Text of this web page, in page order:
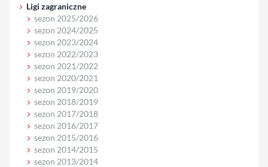
Ligi zagraniczne
sezon 2025/2026
sezon 2024/2025
sezon 2023/2024
sezon 2022/2023
sezon 2021/2022
sezon 2020/2021
sezon 2019/2020
sezon 2018/2019
sezon 2017/2018
sezon 2016/2017
sezon 2015/2016
sezon 2014/2015
sezon 2013/2014